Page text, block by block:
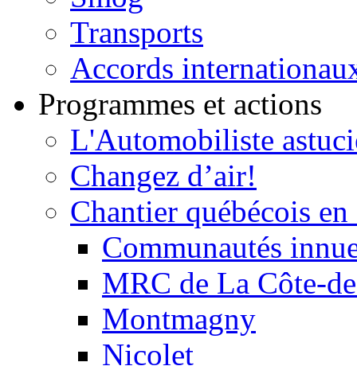
Transports
Accords
Programmes et actions
L'Automobiliste
Changez d’air!
Chantier québécois
Communautés
MRC de La Côte-
Montmagny
Nicolet